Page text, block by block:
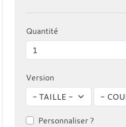
Quantité
Version
Personnaliser ?